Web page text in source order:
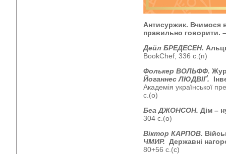
Антисуржик. Вчимося
правильно говорити.
Дейл БРЕДЕСЕН.
BookChef, 336 с.(п)
Фолькер ВОЛЬФФ.
Йоганнес ЛЮДВІҐ.
Академія української
с.(о)
Беа ДЖОНСОН. Дім –
304 с.(о)
Віктор КАРПОВ.
ЧМИР. Державні
80+56 с.(с)